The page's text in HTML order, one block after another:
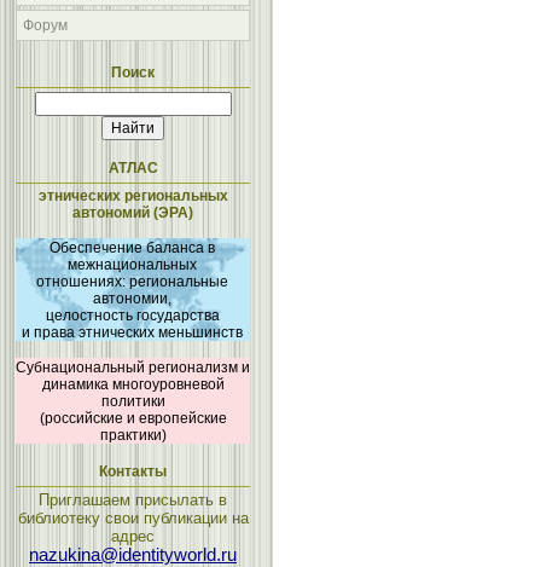
Форум
Поиск
АТЛАС
этнических региональных
автономий (ЭРА)
Обеспечение баланса в
межнациональных
отношениях: региональные
автономии,
целостность государства
и права этнических меньшинств
Субнациональный регионализм и
динамика многоуровневой
политики
(российские и европейские
практики)
Контакты
Приглашаем присылать в
библиотеку свои публикации на
адрес
nazukina@identityworld.ru